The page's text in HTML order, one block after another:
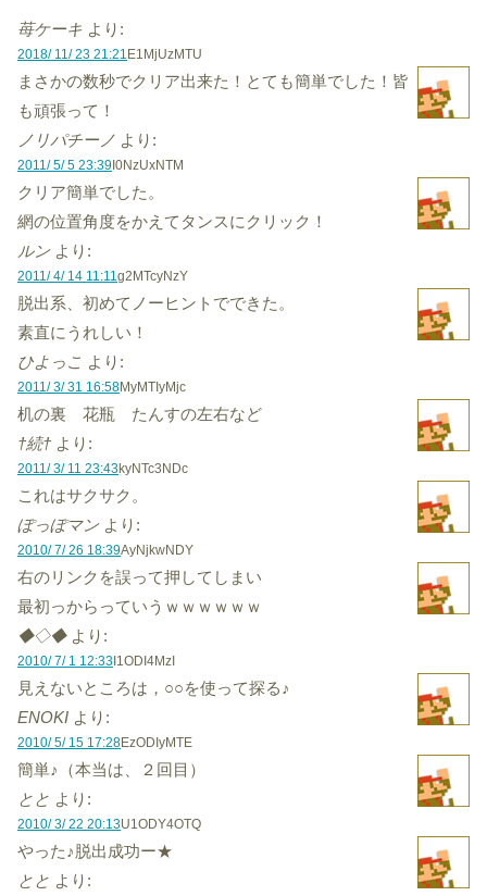
苺ケーキ より:
2018/ 11/ 23 21:21 E1MjUzMTU
まさかの数秒でクリア出来た！とても簡単でした！皆
も頑張って！
ノリパチーノ より:
2011/ 5/ 5 23:39I0NzUxNTM
クリア簡単でした。
網の位置角度をかえてタンスにクリック！
ルン より:
2011/ 4/ 14 11:11 g2MTcyNzY
脱出系、初めてノーヒントでできた。
素直にうれしい！
ひよっこ より:
2011/ 3/ 31 16:58MyMTIyMjc
机の裏 花瓶 たんすの左右など
†続† より:
2011/ 3/ 11 23:43kyNTc3NDc
これはサクサク。
ぽっぽマン より:
2010/ 7/ 26 18:39AyNjkwNDY
右のリンクを誤って押してしまい
最初っからっていうｗｗｗｗｗｗ
◆◇◆ より:
2010/ 7/ 1 12:33I1ODI4MzI
見えないところは，○○を使って探る♪
ENOKI より:
2010/ 5/ 15 17:28EzODIyMTE
簡単♪（本当は、２回目）
とと より:
2010/ 3/ 22 20:13U1ODY4OTQ
やった♪脱出成功ー★
とと より: